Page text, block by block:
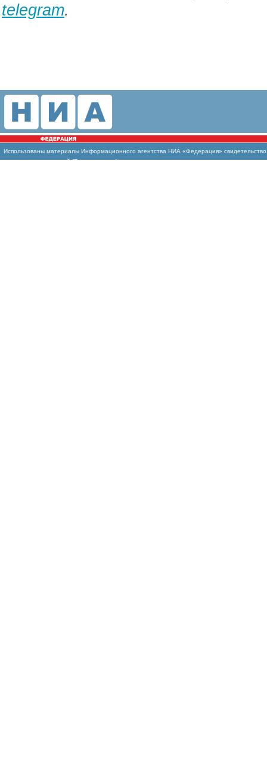
telegram.
Использованы материалы Информационного агентства НИА «Федерация»
массовых коммуникаций (Роскомнадзор)